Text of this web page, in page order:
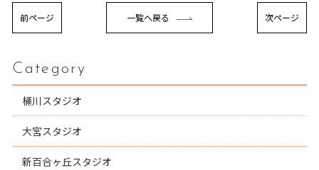
前ページ 一覧へ戻る 次ページ
Category
桶川スタジオ
大宮スタジオ
新百合ヶ丘スタジオ